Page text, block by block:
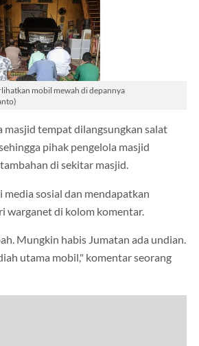
mobil mewah di depannya
masjid tempat dilangsungkan salat
pihak pengelola masjid
di sekitar masjid.
sosial dan mendapatkan
warganet di kolom komentar.
Mungkin habis Jumatan ada undian.
utama mobil," komentar seorang